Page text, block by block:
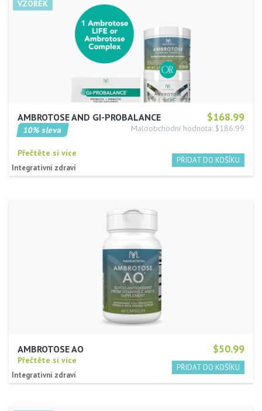
$168.99
AMBROTOSE AND GI-PROBALANCE
Maloobchodní hodnota: $186.99
10% sleva
Přečtěte si více
Integrativní zdraví
$50.99
AMBROTOSE AO
Přečtěte si více
Integrativní zdraví